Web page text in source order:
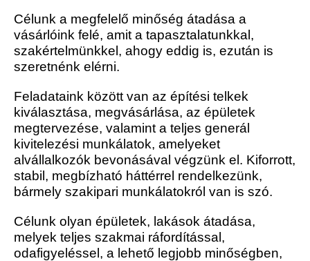
Célunk a megfelelő minőség átadása a
vásárlóink felé, amit a tapasztalatunkkal,
szakértelmünkkel, ahogy eddig is, ezután is
szeretnénk elérni.
Feladataink között van az építési telkek
kiválasztása, megvásárlása, az épületek
megtervezése, valamint a teljes generál
kivitelezési munkálatok, amelyeket
alvállalkozók bevonásával végzünk el. Kiforrott,
stabil, megbízható háttérrel rendelkezünk,
bármely szakipari munkálatokról van is szó.
Célunk olyan épületek, lakások átadása,
melyek teljes szakmai ráfordítással,
odafigyeléssel, a lehető legjobb minőségben,